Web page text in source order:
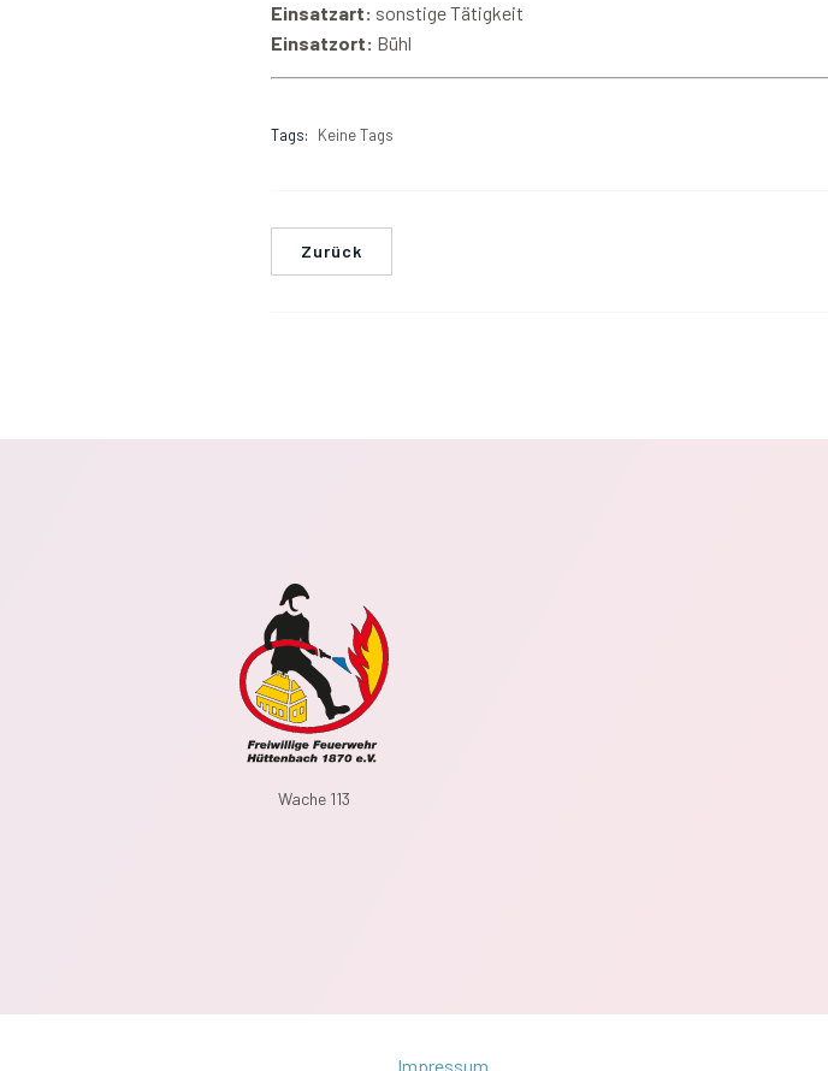
Einsatzart: sonstige Tätigkeit
Einsatzort: Bühl
Tags: Keine Tags
Zurück
Wache 113
Impressum